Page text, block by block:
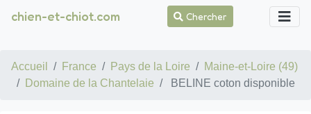
chien-et-chiot.com Chercher
Accueil France Pays de la Loire
Maine-et-Loire (49)
Domaine de la Chantelaie
BELINE coton disponible